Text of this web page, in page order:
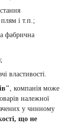
і т.п.;
фабрична
властивості.
, компанія може
належної
у чинному
що не